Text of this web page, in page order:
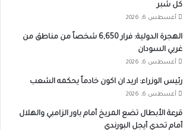
كل شبر
أغسطس 6, 2026
الهجرة الدولية: فرار 6,650 شخصاً من مناطق من
غربي السودان
أغسطس 6, 2026
رئيس الوزراء: اريد ان اكون خادماً يحكمه الشعب
أغسطس 6, 2026
قرعة الأبطال تضع المريخ أمام باور الزامبي والهلال
أمام تحدي أيجل البورندي